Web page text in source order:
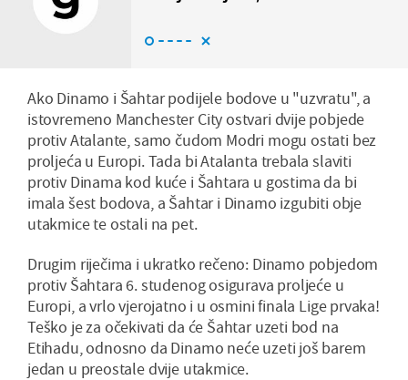
Ako Dinamo i Šahtar podijele bodove u "uzvratu", a
istovremeno Manchester City ostvari dvije pobjede
protiv Atalante, samo čudom Modri mogu ostati bez
proljeća u Europi. Tada bi Atalanta trebala slaviti
protiv Dinama kod kuće i Šahtara u gostima da bi
imala šest bodova, a Šahtar i Dinamo izgubiti obje
utakmice te ostali na pet.
Drugim riječima i ukratko rečeno: Dinamo pobjedom
protiv Šahtara 6. studenog osigurava proljeće u
Europi, a vrlo vjerojatno i u osmini finala Lige prvaka!
Teško je za očekivati da će Šahtar uzeti bod na
Etihadu, odnosno da Dinamo neće uzeti još barem
jedan u preostale dvije utakmice.